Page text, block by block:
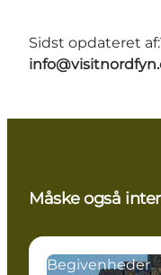
Sidst opdateret af:
Måske også
Begivenheder